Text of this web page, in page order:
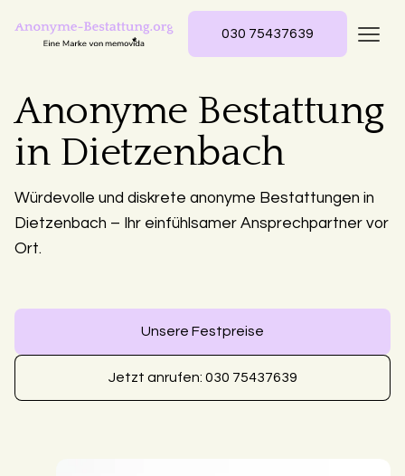
030 75437639
Anonyme Bestattung
in Dietzenbach
Würdevolle und diskrete anonyme Bestattungen in
Dietzenbach – Ihr einfühlsamer Ansprechpartner vor
Ort.
Unsere Festpreise
Jetzt anrufen: 030 75437639